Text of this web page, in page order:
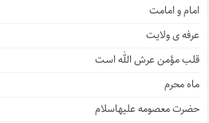
امام و امامت
عرفه ی ولایت
قلب مؤمن عرش الله است
ماه محرم
حضرت معصومه علیهاسلام